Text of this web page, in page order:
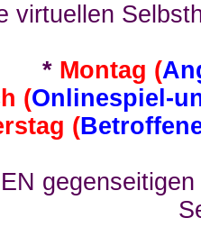
virtuellen
* Montag (
(Onlinespiel-
(